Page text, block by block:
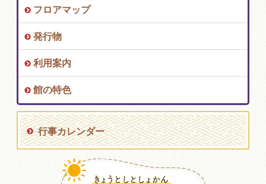
フロアマップ
発行物
利用案内
館の特色
行事カレンダー